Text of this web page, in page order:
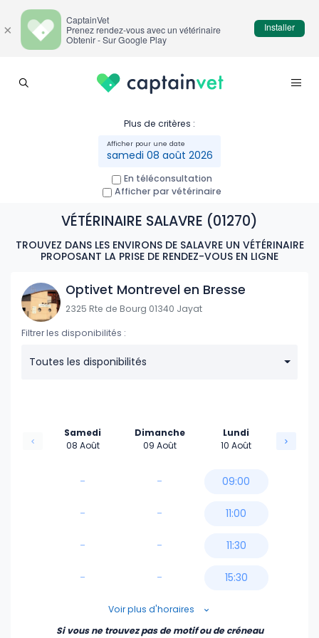
Plus de critères :
samedi 08 août 2026
En téléconsultation
Afficher par vétérinaire
VÉTÉRINAIRE SALAVRE (01270)
TROUVEZ DANS LES ENVIRONS DE SALAVRE UN VÉTÉRINAIRE
PROPOSANT LA PRISE DE RENDEZ-VOUS EN LIGNE
Optivet Montrevel en Bresse
2325 Rte de Bourg 01340 Jayat
Filtrer les disponibilités :
Toutes les disponibilités
Samedi
08 Août
-
-
-
-
Dimanche
09 Août
-
-
-
-
Lundi
10 Août
09:00
11:00
11:30
15:30
Voir plus d'horaires
Si vous ne trouvez pas de motif ou de créneau
×
CaptainVet
Prenez rendez-vous avec un vétérinaire
Obtenir - Sur Google Play
Installer